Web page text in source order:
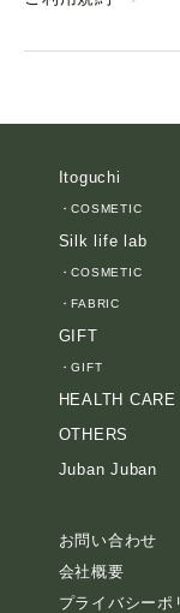
Itoguchi
・COSMETIC
Silk life lab
・COSMETIC
・FABRIC
GIFT
・GIFT
HEALTH CARE
OTHERS
Juban Juban
お問い合わせ
会社概要
プライバシーポ